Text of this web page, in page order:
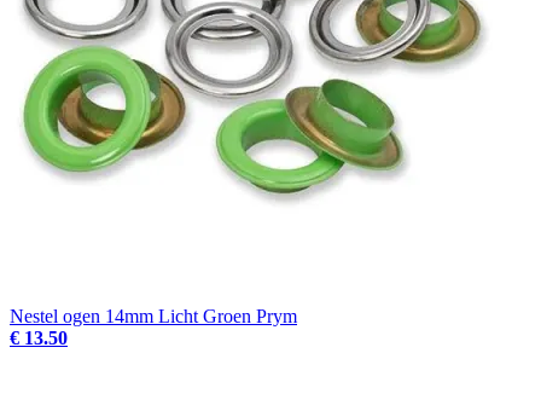
Nestel ogen 14mm Licht Groen Prym
€ 13.50